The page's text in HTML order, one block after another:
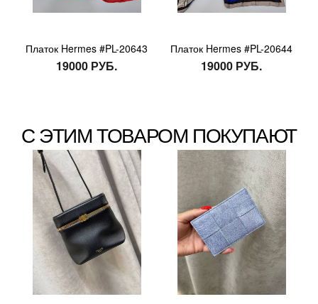
Платок Hermes #PL-20643
19000 РУБ.
Платок Hermes #PL-20644
19000 РУБ.
С ЭТИМ ТОВАРОМ ПОКУПАЮТ